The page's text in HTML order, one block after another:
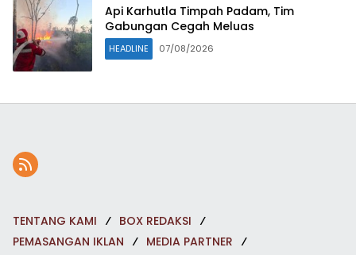
Api Karhutla Timpah Padam, Tim
Gabungan Cegah Meluas
HEADLINE 07/08/2026
TENTANG KAMI
BOX REDAKSI
PEMASANGAN IKLAN
MEDIA PARTNER